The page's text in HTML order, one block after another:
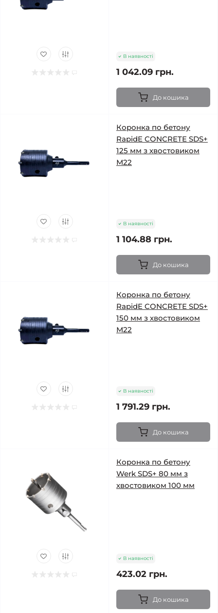
В наявності
1 042.09 грн.
До кошика
Коронка по бетону
RapidE CONCRETE SDS+
125 мм з хвостовиком
М22
В наявності
1 104.88 грн.
До кошика
Коронка по бетону
RapidE CONCRETE SDS+
150 мм з хвостовиком
М22
В наявності
1 791.29 грн.
До кошика
Коронка по бетону
Werk SDS+ 80 мм з
хвостовиком 100 мм
В наявності
423.02 грн.
До кошика